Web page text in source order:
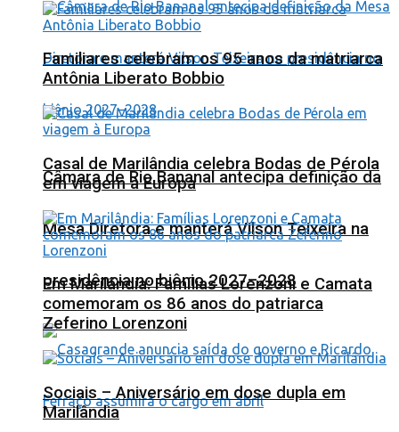
Câmara de Rio Bananal antecipa definição da
Mesa Diretora e manterá Vilson Teixeira na
presidência no biênio 2027–2028
Familiares celebram os 95 anos da matriarca
Antônia Liberato Bobbio
Casal de Marilândia celebra Bodas de Pérola
em viagem à Europa
Em Marilândia: Famílias Lorenzoni e Camata
comemoram os 86 anos do patriarca
Zeferino Lorenzoni
Sociais – Aniversário em dose dupla em
Marilândia